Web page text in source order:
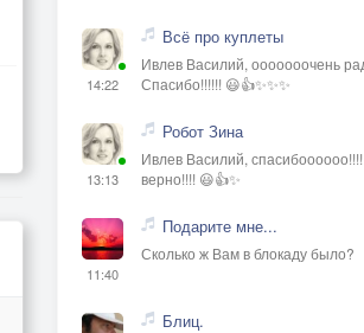
14:22
Всё про куплеты
Ивлев Василий, ооооооочень
Спасибо!!!!!! 😃👍✨✨✨
13:13
Робот Зина
Ивлев Василий,
верно!!!! 😃👍✨
11:40
Подарите мне...
Сколько ж Вам в блокаду было?
Блиц.